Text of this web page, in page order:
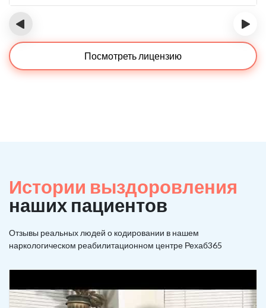
‹ ›
Посмотреть лицензию
Истории выздоровления
наших пациентов
Отзывы реальных людей о кодировании в нашем
наркологическом реабилитационном центре Рехаб365